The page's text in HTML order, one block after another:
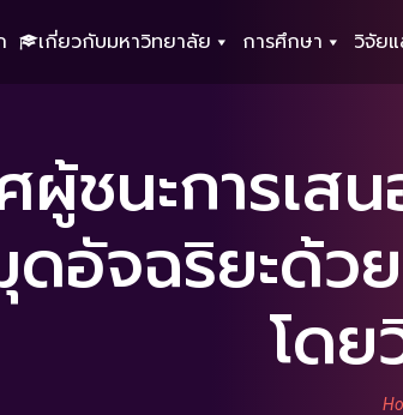
เกี่ยวกับมหาวิทยาลัย การศึกษา วิจัยแ
ผู้ชนะการเส
อัจฉริยะด้วย
โดย